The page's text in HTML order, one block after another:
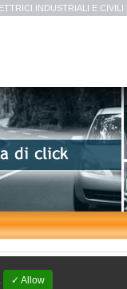
INDUSTRIALI E
✓ Allow